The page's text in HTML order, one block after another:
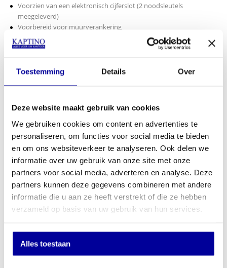
Toestemming Details Over
Deze website maakt gebruik van cookies
We gebruiken cookies om content en advertenties te
personaliseren, om functies voor social media te bieden
en om ons websiteverkeer te analyseren. Ook delen we
informatie over uw gebruik van onze site met onze
partners voor social media, adverteren en analyse. Deze
partners kunnen deze gegevens combineren met andere
informatie die u aan ze heeft verstrekt of die ze hebben
verzameld op basis van uw gebruik van hun services.
Alles toestaan
Voorzien van een elektronisch cijferslot (2 noodsleutels
meegeleverd)
Voorbereid voor muurverankering
Kleur: RAL 9003, signaalwit
Afm. 450 x 300 x 120 mm H x B x D
INCL BTW: €239,00
EX BTW: €197,52
In mijn winkelwagen
Offerte aanvragen
Op verlanglijstje
Specificaties
Merk Protector
Slot